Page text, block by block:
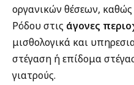
οργανικών θέσεων,
Ρόδου στις άγονες
μισθολογικά και
στέγαση ή επίδομα
γιατρούς.